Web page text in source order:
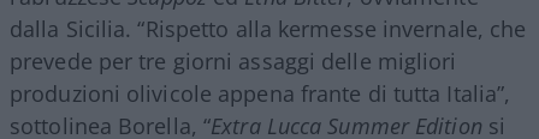
dalla Sicilia. “Rispetto alla kermesse invernale, che
prevede per tre giorni assaggi delle migliori
produzioni olivicole appena frante di tutta Italia”,
sottolinea Borella, “Extra Lucca Summer Edition si